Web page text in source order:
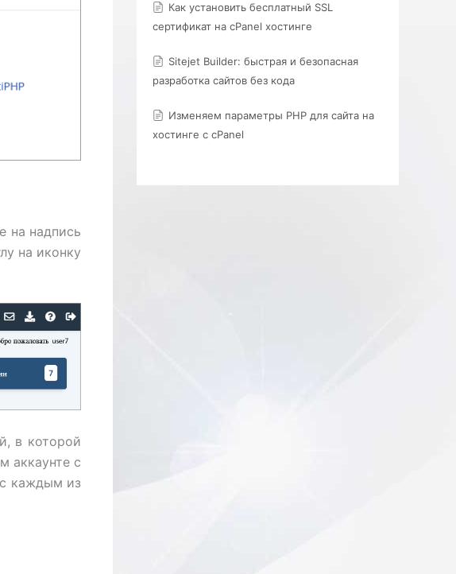
на надпись
на иконку
в которой
аккаунте с
каждым из
Как установить бесплатный SSL
сертификат на cPanel хостинге
Sitejet Builder: быстрая и безопасная
разработка сайтов без кода
Изменяем параметры PHP для сайта на
хостинге с cPanel